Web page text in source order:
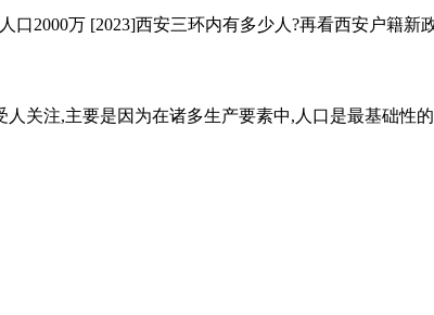
口2000万 [2023]西安三环内有多少人?再看西安户籍
关注,主要是因为在诸多生产要素中,人口是最基础性